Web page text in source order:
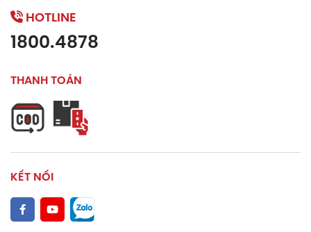
HOTLINE
1800.4878
THANH TOÁN
KẾT NỐI